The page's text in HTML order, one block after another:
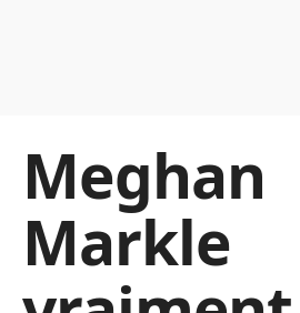
Meghan
Markle